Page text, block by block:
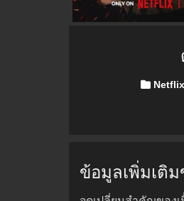
Posted in
Netflix
ข้อมูลเพิ่มเติ